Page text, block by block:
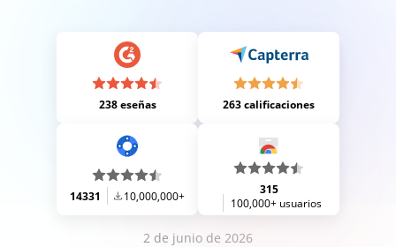
238 eseñas 263 calificaciones
14331 10,000,000+
315
100,000+ usuarios
2 de junio de 2026